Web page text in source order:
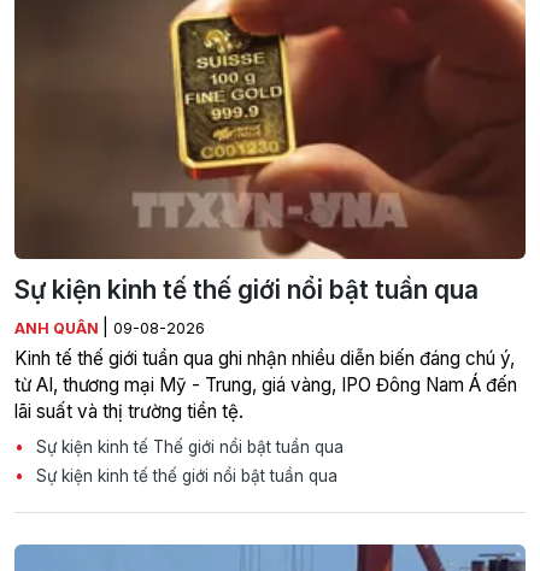
Sự kiện kinh tế thế giới nổi bật tuần qua
ANH QUÂN 09-08-2026
Kinh tế thế giới tuần qua ghi nhận nhiều diễn biến đáng chú ý,
từ AI, thương mại Mỹ - Trung, giá vàng, IPO Đông Nam Á đến
lãi suất và thị trường tiền tệ.
Sự kiện kinh tế Thế giới nổi bật tuần qua
Sự kiện kinh tế thế giới nổi bật tuần qua